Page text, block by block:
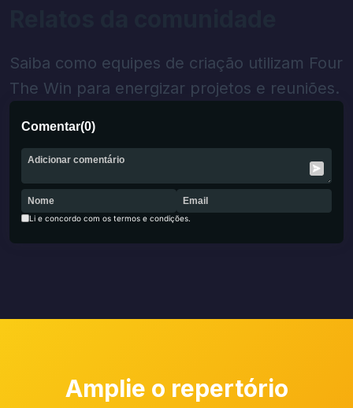
Saiba como equipes de criação utilizam Four
The Win para energizar projetos e reuniões.
Comentar(0)
Li e concordo com os termos e condições.
Amplie o repertório